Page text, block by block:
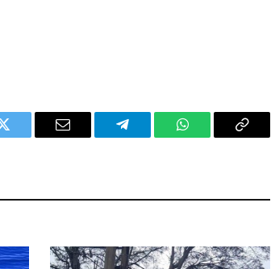
Twitter Email Telegram WhatsAppCopy